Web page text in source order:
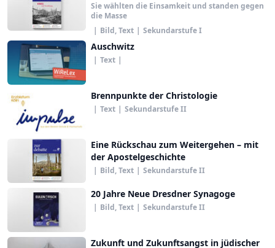
Sie wählten die Einsamkeit und standen gegen
die Masse
| Bild, Text | Sekundarstufe I
Auschwitz
| Text |
Brennpunkte der Christologie
| Text | Sekundarstufe II
Eine Rückschau zum Weitergehen – mit
der Apostelgeschichte
| Bild, Text | Sekundarstufe II
20 Jahre Neue Dresdner Synagoge
| Bild, Text | Sekundarstufe II
Zukunft und Zukunftsangst in jüdischer